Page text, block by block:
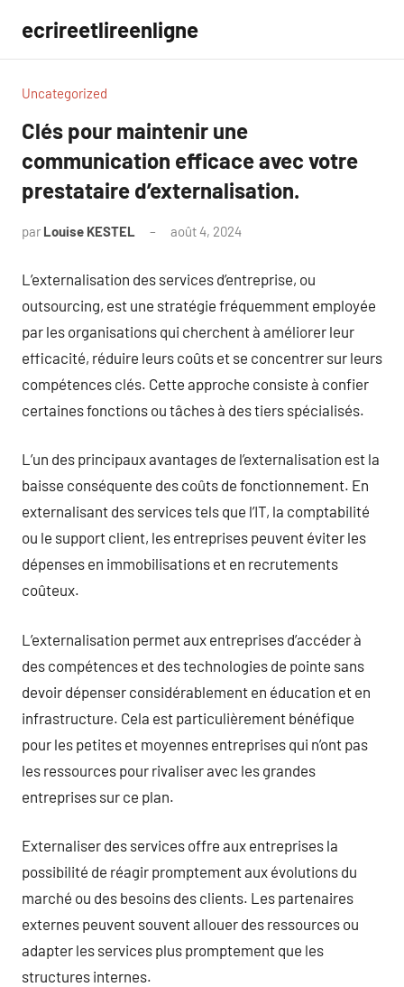
contenu
ecrireetlireenligne
Uncategorized
Clés pour maintenir une
communication efficace avec votre
prestataire d’externalisation.
par Louise KESTEL août 4, 2024
L’externalisation des services d’entreprise, ou
outsourcing, est une stratégie fréquemment employée
par les organisations qui cherchent à améliorer leur
efficacité, réduire leurs coûts et se concentrer sur leurs
compétences clés. Cette approche consiste à confier
certaines fonctions ou tâches à des tiers spécialisés.
L’un des principaux avantages de l’externalisation est la
baisse conséquente des coûts de fonctionnement. En
externalisant des services tels que l’IT, la comptabilité
ou le support client, les entreprises peuvent éviter les
dépenses en immobilisations et en recrutements
coûteux.
L’externalisation permet aux entreprises d’accéder à
des compétences et des technologies de pointe sans
devoir dépenser considérablement en éducation et en
infrastructure. Cela est particulièrement bénéfique
pour les petites et moyennes entreprises qui n’ont pas
les ressources pour rivaliser avec les grandes
entreprises sur ce plan.
Externaliser des services offre aux entreprises la
possibilité de réagir promptement aux évolutions du
marché ou des besoins des clients. Les partenaires
externes peuvent souvent allouer des ressources ou
adapter les services plus promptement que les
structures internes.